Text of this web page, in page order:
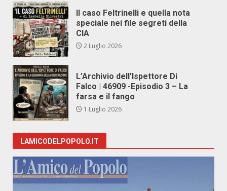
Il caso Feltrinelli e quella nota
speciale nei file segreti della
CIA
2 Luglio 2026
L’Archivio dell’Ispettore Di
Falco | 46909 -Episodio 3 – La
farsa e il fango
1 Luglio 2026
LAMICODELPOPOLO.IT